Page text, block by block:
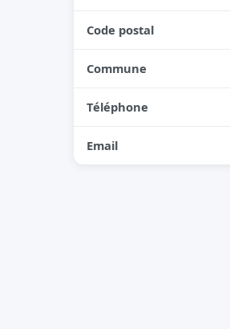
Code postal
Commune
Téléphone
Email